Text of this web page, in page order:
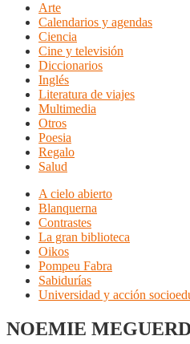
Arte
Calendarios y agendas
Ciencia
Cine y televisión
Diccionarios
Inglés
Literatura de viajes
Multimedia
Otros
Poesia
Regalo
Salud
A cielo abierto
Blanquerna
Contrastes
La gran biblioteca
Oikos
Pompeu Fabra
Sabidurías
Universidad y acción
NOEMIE